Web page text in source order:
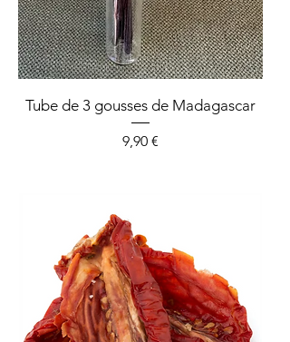
Tube de 3 gousses de Madagascar
Prix
9,90 €